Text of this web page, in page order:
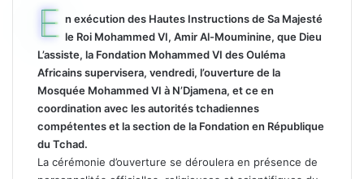
E n exécution des Hautes Instructions de Sa Majesté
le Roi Mohammed VI, Amir Al-Mouminine, que Dieu
L’assiste, la Fondation Mohammed VI des Ouléma
Africains supervisera, vendredi, l’ouverture de la
Mosquée Mohammed VI à N’Djamena, et ce en
coordination avec les autorités tchadiennes
compétentes et la section de la Fondation en République
du Tchad.
La cérémonie d’ouverture se déroulera en présence de